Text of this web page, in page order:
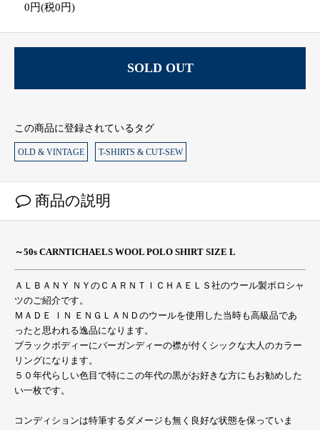
0円(税0円)
SOLD OUT
この商品に登録されているタグ
OLD & VINTAGE T-SHIRTS & CUT-SEW
商品の説明
～50s CARNTICHAELS WOOL POLO SHIRT SIZE L
ＡＬＢＡＮＹ ＮＹのＣＡＲＮＴＩＣＨＡＥＬＳ社のウール製ポロシャ
ツのご紹介です。
ＭＡＤＥ ＩＮ ＥＮＧＬＡＮＤのウールを使用した当時も高級品であ
ったと思われる逸品になります。
ブラックボディーにバーガンディーの襟が付くシックな大人のカラー
リングになります。
５０年代らしい色目で特にこの年代の黒がお好きな方にもお勧めした
い一枚です。
コンディションは特筆するダメージも無く良好な状態を保っていま